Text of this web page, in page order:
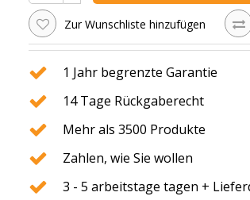
Zur Wunschliste hinzufügen
1 Jahr begrenzte Garantie
14 Tage Rückgaberecht
Mehr als 3500 Produkte
Zahlen, wie Sie wollen
3 - 5 arbeitstage tagen +